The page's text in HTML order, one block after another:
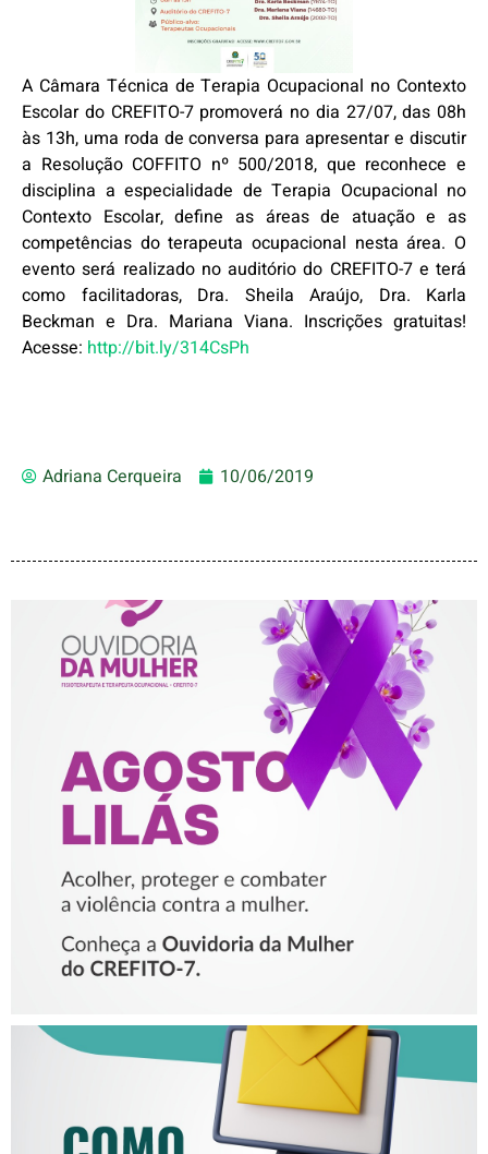
A Câmara Técnica de Terapia Ocupacional no Contexto
Escolar do CREFITO-7 promoverá no dia 27/07, das 08h
às 13h, uma roda de conversa para apresentar e discutir
a Resolução COFFITO nº 500/2018, que reconhece e
disciplina a especialidade de Terapia Ocupacional no
Contexto Escolar, define as áreas de atuação e as
competências do terapeuta ocupacional nesta área. O
evento será realizado no auditório do CREFITO-7 e terá
como facilitadoras, Dra. Sheila Araújo, Dra. Karla
Beckman e Dra. Mariana Viana. Inscrições gratuitas!
Acesse: http://bit.ly/314CsPh
Adriana Cerqueira 10/06/2019
AGOSTO LILÁS – ACOLHER,
PROTEGER E COMBATER A
VIOLÊNCIA CONTRA A
MULHER